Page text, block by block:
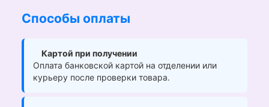
Способы оплаты
Картой при получении
Оплата банковской картой на отделении или
курьеру после проверки товара.